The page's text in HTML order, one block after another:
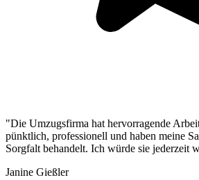
"Die Umzugsfirma hat hervorragende
pünktlich, professionell und haben meine
Sorgfalt behandelt. Ich würde sie jederzeit
Janine Gießler